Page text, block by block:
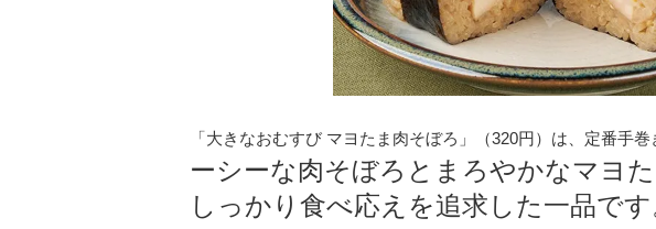
「大きなおむすび マヨたま肉そぼろ」（320円）は、定番手巻
ーシーな肉そぼろとまろやかなマヨた
しっかり食べ応えを追求した一品です